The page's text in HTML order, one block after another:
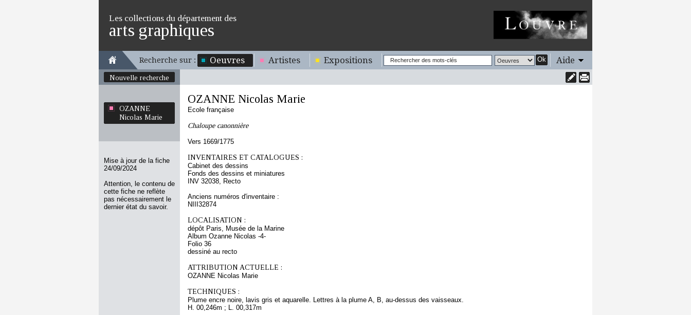
Les collections du département des
arts graphiques
Recherche sur : Oeuvres Artistes Expositions Ok Aide
Nouvelle recherche
OZANNE
Nicolas Marie
Mise à jour de la fiche
24/09/2024
Attention, le contenu de
cette fiche ne reflète
pas nécessairement le
dernier état du savoir.
OZANNE Nicolas Marie
Ecole française
Chaloupe canonnière
Vers 1669/1775
INVENTAIRES ET CATALOGUES :
Cabinet des dessins
Fonds des dessins et miniatures
INV 32038, Recto
Anciens numéros d'inventaire :
NIII32874
LOCALISATION :
dépôt Paris, Musée de la Marine
Album Ozanne Nicolas -4-
Folio 36
dessiné au recto
ATTRIBUTION ACTUELLE :
OZANNE Nicolas Marie
TECHNIQUES :
Plume encre noire, lavis gris et aquarelle. Lettres à la plume A, B, au-dessus des vaisseaux.
H. 00,246m ; L. 00,317m